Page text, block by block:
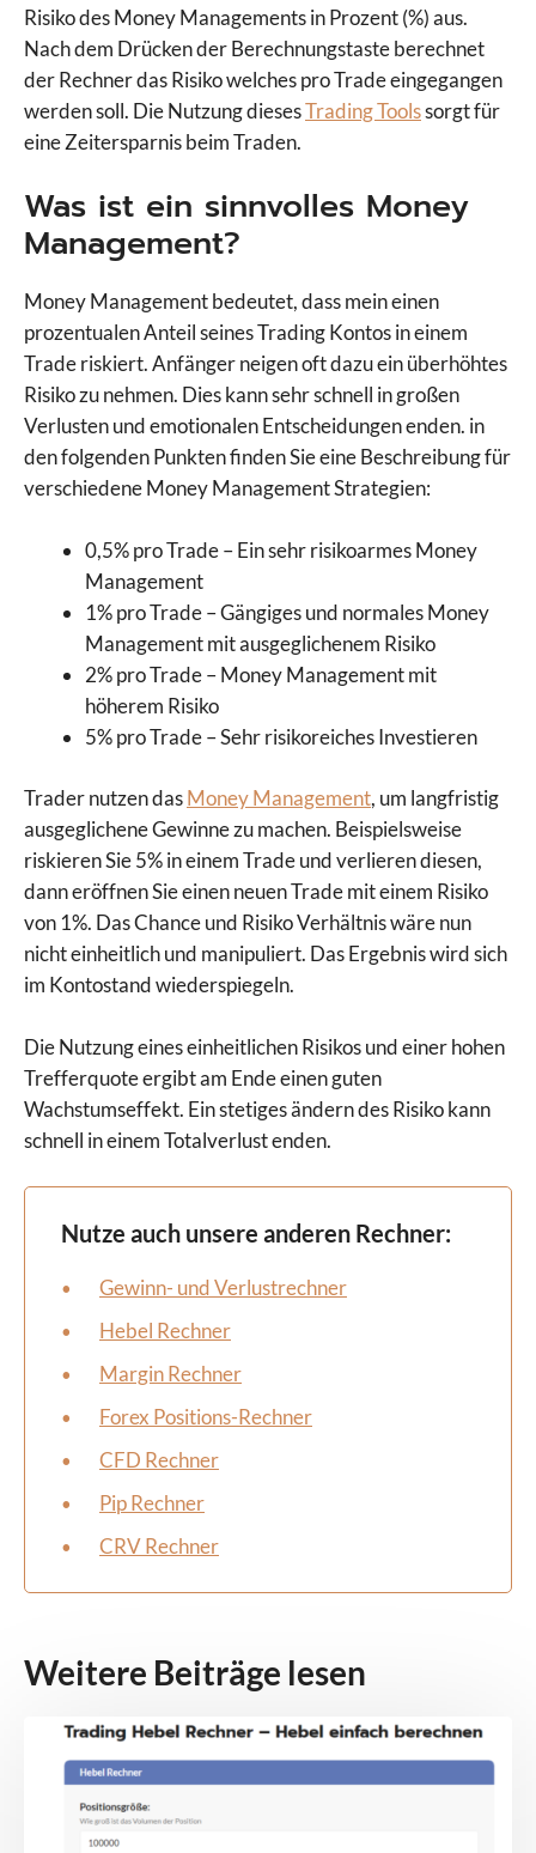
Risiko des Money Managements in Prozent (%) aus.
Nach dem Drücken der Berechnungstaste berechnet
der Rechner das Risiko welches pro Trade eingegangen
werden soll. Die Nutzung diesesTrading Toolssorgt für
eine Zeitersparnis beim Traden.
Was ist ein sinnvolles Money
Management?
Money Management bedeutet, dass mein einen
prozentualen Anteil seines Trading Kontos in einem
Trade riskiert. Anfänger neigen oft dazu ein überhöhtes
Risiko zu nehmen. Dies kann sehr schnell in großen
Verlusten und emotionalen Entscheidungen enden. in
den folgenden Punkten finden Sie eine Beschreibung für
verschiedene Money Management Strategien:
0,5% pro Trade – Ein sehr risikoarmes Money
Management
1% pro Trade – Gängiges und normales Money
Management mit ausgeglichenem Risiko
2% pro Trade – Money Management mit
höherem Risiko
5% pro Trade – Sehr risikoreiches Investieren
Trader nutzen dasMoney Management, um langfristig
ausgeglichene Gewinne zu machen. Beispielsweise
riskieren Sie 5% in einem Trade und verlieren diesen,
dann eröffnen Sie einen neuen Trade mit einem Risiko
von 1%. Das Chance und Risiko Verhältnis wäre nun
nicht einheitlich und manipuliert. Das Ergebnis wird sich
im Kontostand wiederspiegeln.
Die Nutzung eines einheitlichen Risikos und einer hohen
Trefferquote ergibt am Ende einen guten
Wachstumseffekt. Ein stetiges ändern des Risiko kann
schnell in einem Totalverlust enden.
Nutze auch unsere anderen Rechner:
Gewinn- und Verlustrechner
Hebel Rechner
Margin Rechner
Forex Positions-Rechner
CFD Rechner
Pip Rechner
CRV Rechner
Weitere Beiträge lesen